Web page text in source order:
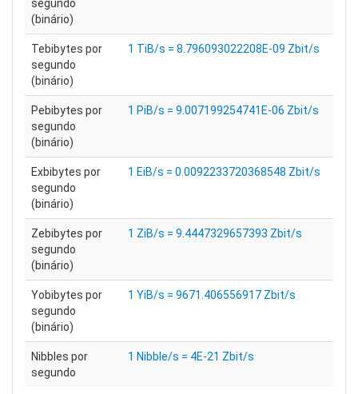
segundo
(binário)
Tebibytes por
segundo
(binário)
1 TiB/s = 8.796093022208E-09 Zbit/s
Pebibytes por
segundo
(binário)
1 PiB/s = 9.007199254741E-06 Zbit/s
Exbibytes por
segundo
(binário)
1 EiB/s = 0.0092233720368548 Zbit/s
Zebibytes por
segundo
(binário)
1 ZiB/s = 9.4447329657393 Zbit/s
Yobibytes por
segundo
(binário)
1 YiB/s = 9671.406556917 Zbit/s
Nibbles por
segundo
1 Nibble/s = 4E-21 Zbit/s